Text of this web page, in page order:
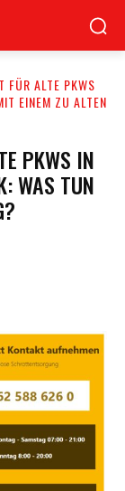
FÜR ALTE PKWS
EINEM ZU ALTEN
PKWS IN
WAS TUN